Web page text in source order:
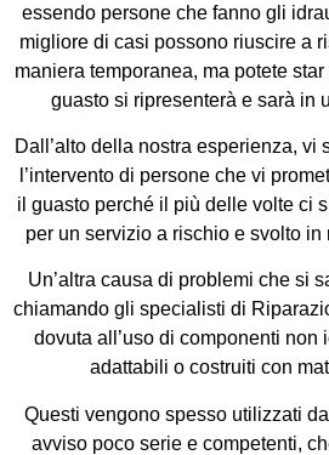
essendo persone che fanno gli
migliore di casi possono riuscire a
maniera temporanea, ma potete
guasto si ripresenterà e sarà in
Dall’alto della nostra esperienza, vi
l’intervento di persone che vi
il guasto perché il più delle volte ci
per un servizio a rischio e svolto in
Un’altra causa di problemi che si
chiamando gli specialisti di
dovuta all’uso di componenti non
adattabili o costruiti con
Questi vengono spesso utilizzati
avviso poco serie e competenti,